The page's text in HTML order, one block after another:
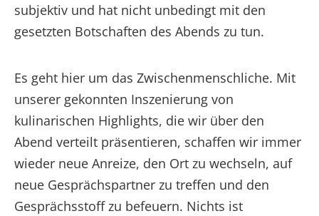
subjektiv und hat nicht unbedingt mit den
gesetzten Botschaften des Abends zu tun.
Es geht hier um das Zwischenmenschliche. Mit
unserer gekonnten Inszenierung von
kulinarischen Highlights, die wir über den
Abend verteilt präsentieren, schaffen wir immer
wieder neue Anreize, den Ort zu wechseln, auf
neue Gesprächspartner zu treffen und den
Gesprächsstoff zu befeuern. Nichts ist